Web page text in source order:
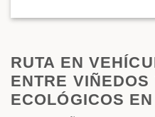
RUTA EN
ENTRE VIÑEDOS
ECOLÓGICOS